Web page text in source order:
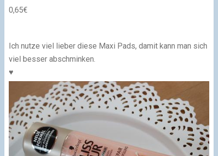
0,65€
Ich nutze viel lieber diese Maxi Pads, damit kann man sich
viel besser abschminken.
♥